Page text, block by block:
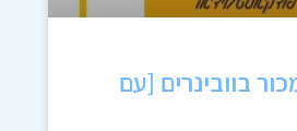
בוובינרים [עם